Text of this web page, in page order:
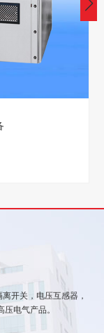
开关，电压互感器，
电气产品。